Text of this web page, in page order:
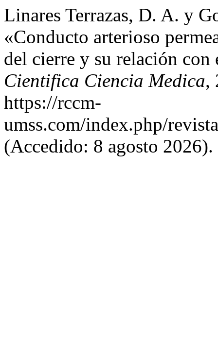
Linares Terrazas, D. A. y
«Conducto arterioso
del cierre y su relación
Cientifica Ciencia Medica,
https://rccm-
umss.com/index.php/
(Accedido: 8 agosto 2026).